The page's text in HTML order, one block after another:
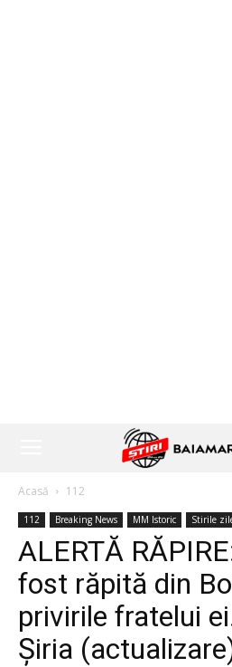
Acasă 112
112 Breaking News MM Istoric Stirile
ALERTĂ
fost răpită din
privirile fratelui
Șiria